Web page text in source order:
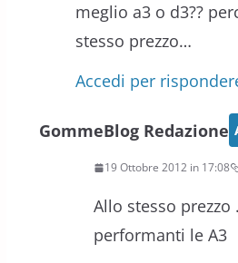
meglio a3 o d3??
stesso prezzo…
Accedi per
GommeBlog Redazione
19 Ottobre 2012 in 17:08
Allo stesso
performanti le A3